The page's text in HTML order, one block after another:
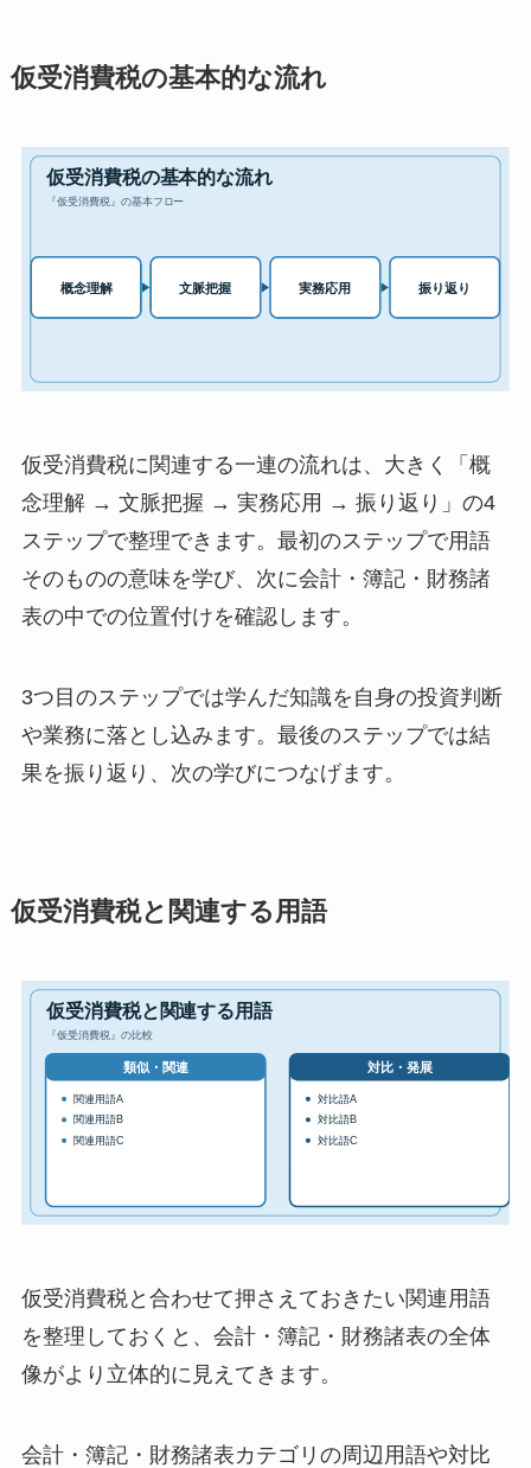
仮受消費税の基本的な流れ
仮受消費税に関連する一連の流れは、大きく「概
念理解 → 文脈把握 → 実務応用 → 振り返り」の4
ステップで整理できます。最初のステップで用語
そのものの意味を学び、次に会計・簿記・財務諸
表の中での位置付けを確認します。
3つ目のステップでは学んだ知識を自身の投資判断
や業務に落とし込みます。最後のステップでは結
果を振り返り、次の学びにつなげます。
仮受消費税と関連する用語
仮受消費税と合わせて押さえておきたい関連用語
を整理しておくと、会計・簿記・財務諸表の全体
像がより立体的に見えてきます。
会計・簿記・財務諸表カテゴリの周辺用語や対比